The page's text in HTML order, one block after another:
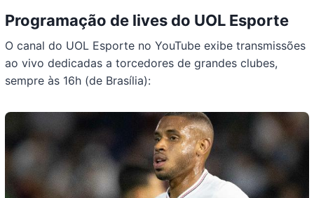
Programação de lives do UOL Esporte
O canal do UOL Esporte no YouTube exibe transmissões
ao vivo dedicadas a torcedores de grandes clubes,
sempre às 16h (de Brasília):